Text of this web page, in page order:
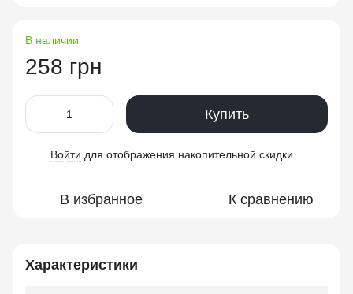
В наличии
258 грн
Купить
Войти для отображения накопительной скидки
В избранное К сравнению
Характеристики